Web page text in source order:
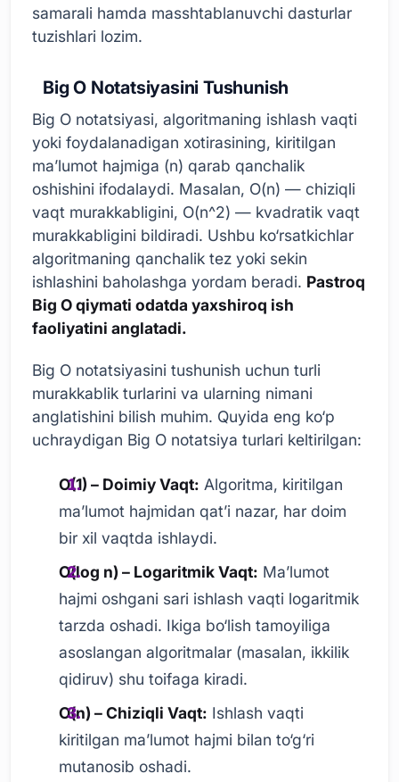
samarali hamda masshtablanuvchi dasturlar
tuzishlari lozim.
Big O Notatsiyasini Tushunish
Big O notatsiyasi, algoritmaning ishlash vaqti
yoki foydalanadigan xotirasining, kiritilgan
ma’lumot hajmiga (n) qarab qanchalik
oshishini ifodalaydi. Masalan, O(n) — chiziqli
vaqt murakkabligini, O(n^2) — kvadratik vaqt
murakkabligini bildiradi. Ushbu ko‘rsatkichlar
algoritmaning qanchalik tez yoki sekin
ishlashini baholashga yordam beradi. Pastroq
Big O qiymati odatda yaxshiroq ish
faoliyatini anglatadi.
Big O notatsiyasini tushunish uchun turli
murakkablik turlarini va ularning nimani
anglatishini bilish muhim. Quyida eng ko‘p
uchraydigan Big O notatsiya turlari keltirilgan:
O(1) – Doimiy Vaqt: Algoritma, kiritilgan
ma’lumot hajmidan qat’i nazar, har doim
bir xil vaqtda ishlaydi.
O(log n) – Logaritmik Vaqt: Ma’lumot
hajmi oshgani sari ishlash vaqti logaritmik
tarzda oshadi. Ikiga bo‘lish tamoyiliga
asoslangan algoritmalar (masalan, ikkilik
qidiruv) shu toifaga kiradi.
O(n) – Chiziqli Vaqt: Ishlash vaqti
kiritilgan ma’lumot hajmi bilan to‘g‘ri
mutanosib oshadi.